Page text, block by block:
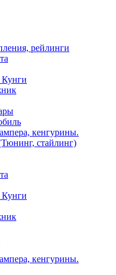
рейлинги
кенгурины.
стайлинг)
кенгурины.